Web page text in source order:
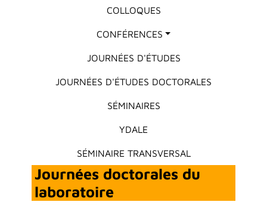
Menu principalCOLLOQUES
CONFÉRENCES
JOURNÉES D'ÉTUDES
JOURNÉES D'ÉTUDES DOCTORALES
SÉMINAIRES
YDALE
SÉMINAIRE TRANSVERSAL
Journées doctorales du
laboratoire